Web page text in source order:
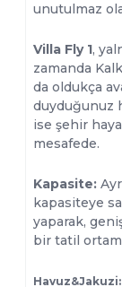
unutulmaz
Villa Fly 1,
zamanda
da oldukça
duyduğunuz
ise şehir
mesafede.
Kapasite:
kapasiteye
yaparak,
bir tatil
Havuz&Jakuzi: